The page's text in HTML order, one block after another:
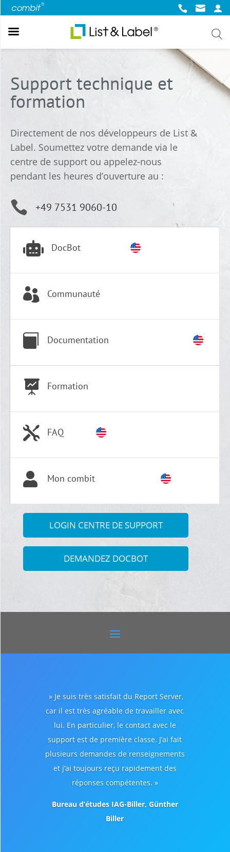
Support technique et
formation
Directement de nos développeurs de List &
Label. Soumettez votre demande via le
centre de support ou appelez-nous
pendant les heures d’ouverture au :
 +49 7531 9060-10
 DocBot
 Communauté
 Documentation
 Formation
 FAQ
 Mon combit
LOGIN CENTRE DE SUPPORT
DEMANDEZ DOCBOT
» Je suis très satisfait du Report Server,
car il est très agréable de travailler avec
lui. En particulier, le contact avec le
support est de première classe. J’ai fait
plusieurs demandes de renseignements
et j’ai toujours reçu rapidement des
réponses compétentes. »
Bureau d’études IAG-Biller, Günther
Biller
Back
Concepteur de rapports
Développement
Version 31
Back
Web & Cloud Reporting
Report Server
Back
Communauté et ressources
Forum
Blog
Documentation en ligne
Newsletter
Back
Démo en ligne List & Label
Démo en ligne Report Server
Evaluation de Report Server
Shop
Back
à propos de nous
Actualité